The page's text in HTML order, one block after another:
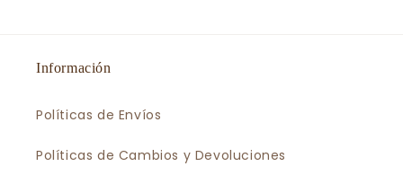
Información
Políticas de Envíos
Políticas de Cambios y Devoluciones